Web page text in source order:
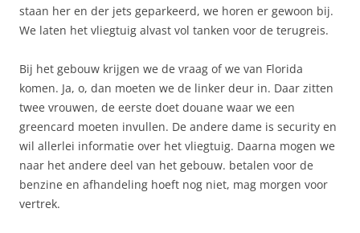
staan her en der jets geparkeerd, we horen er gewoon bij.
We laten het vliegtuig alvast vol tanken voor de terugreis.
Bij het gebouw krijgen we de vraag of we van Florida
komen. Ja, o, dan moeten we de linker deur in. Daar zitten
twee vrouwen, de eerste doet douane waar we een
greencard moeten invullen. De andere dame is security en
wil allerlei informatie over het vliegtuig. Daarna mogen we
naar het andere deel van het gebouw. betalen voor de
benzine en afhandeling hoeft nog niet, mag morgen voor
vertrek.